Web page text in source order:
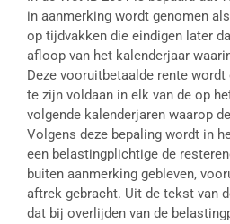
in aanmerking wordt genomen
op tijdvakken die eindigen later
afloop van het kalenderjaar
Deze vooruitbetaalde rente
te zijn voldaan in elk van de op
volgende kalenderjaren waarop
Volgens deze bepaling wordt in
een belastingplichtige de
buiten aanmerking gebleven,
aftrek gebracht. Uit de tekst van
dat bij overlijden van de